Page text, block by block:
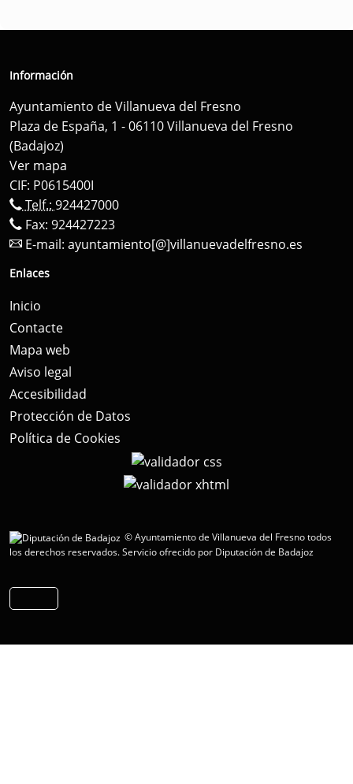
Información
Ayuntamiento de Villanueva del Fresno
Plaza de España, 1 - 06110 Villanueva del Fresno
(Badajoz)
Ver mapa
CIF: P0615400I
Telf.: 924427000
Fax: 924427223
E-mail: ayuntamiento[@]villanuevadelfresno.es
Enlaces
Inicio
Contacte
Mapa web
Aviso legal
Accesibilidad
Protección de Datos
Política de Cookies
© Ayuntamiento de Villanueva del Fresno todos
los derechos reservados.Servicio ofrecido por Diputación de Badajoz